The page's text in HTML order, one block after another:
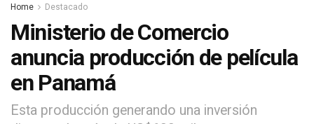
Home Destacado
Ministerio de Comercio
anuncia producción de película
en Panamá
Esta producción generando una inversión